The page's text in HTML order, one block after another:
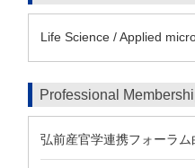
Life Science / Applied
Professional
弘前産官学連携フォーラ